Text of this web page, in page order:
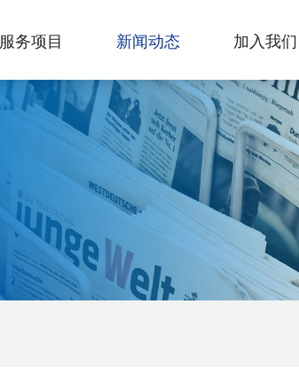
服务项目 新闻动态 加入我们